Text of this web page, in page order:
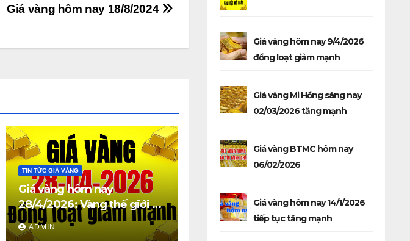
Giá vàng hôm nay 18/8/2024
TIN TỨC GIÁ VÀNG
Giá vàng hôm nay
28/4/2026: Vàng thế giới và
trong nước đồng loạt giảm
mạnh
ADMIN
Giá vàng hôm nay 9/4/2026
đồng loạt giảm mạnh
Giá vàng Mi Hồng sáng nay
02/03/2026 tăng mạnh
Giá vàng BTMC hôm nay
06/02/2026
Giá vàng hôm nay 14/1/2026
tiếp tục tăng mạnh